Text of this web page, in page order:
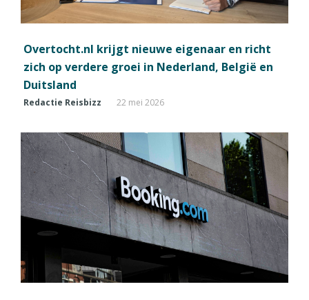
Overtocht.nl krijgt nieuwe eigenaar en richt
zich op verdere groei in Nederland, België en
Duitsland
Redactie Reisbizz 22 mei 2026